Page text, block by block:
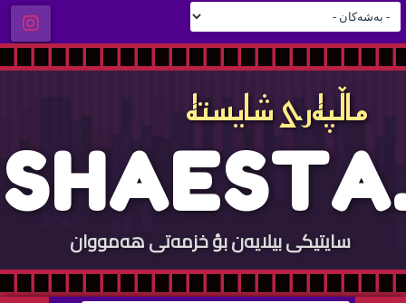
ماڵپه‌ری شایسته‌
SHAESTA.
سایتيكی بيلایه‌ن بؤ خزمه‌تی هه‌مووان